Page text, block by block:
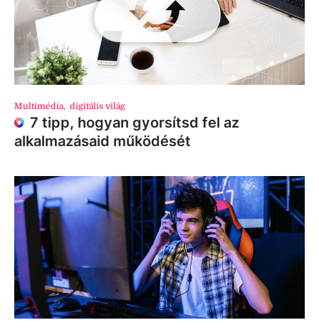
Multimédia, digitális világ
7 tipp, hogyan gyorsítsd fel az
alkalmazásaid működését